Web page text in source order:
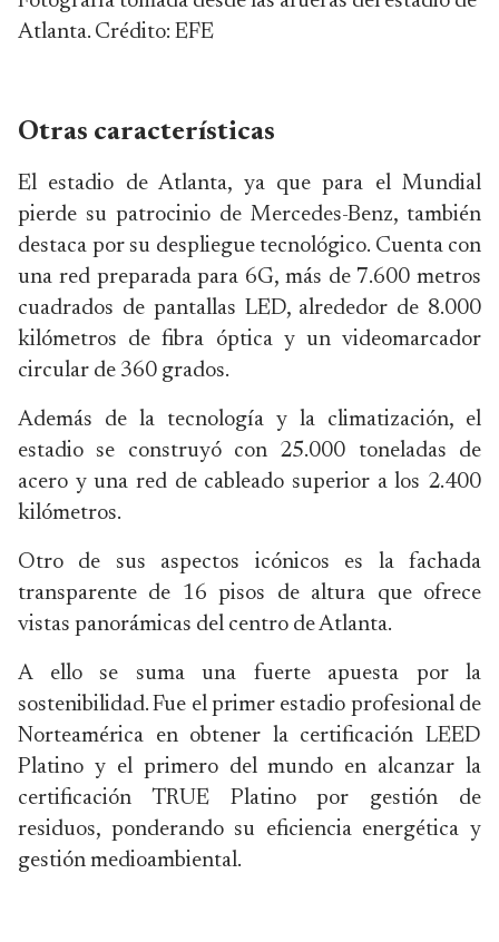
Atlanta. Crédito: EFE
Otras características
El estadio de Atlanta, ya que para el Mundial
pierde su patrocinio de Mercedes-Benz, también
destaca por su despliegue tecnológico. Cuenta con
una red preparada para 6G, más de 7.600 metros
cuadrados de pantallas LED, alrededor de 8.000
kilómetros de fibra óptica y un videomarcador
circular de 360 grados.
Además de la tecnología y la climatización, el
estadio se construyó con 25.000 toneladas de
acero y una red de cableado superior a los 2.400
kilómetros.
Otro de sus aspectos icónicos es la fachada
transparente de 16 pisos de altura que ofrece
vistas panorámicas del centro de Atlanta.
A ello se suma una fuerte apuesta por la
sostenibilidad. Fue el primer estadio profesional de
Norteamérica en obtener la certificación LEED
Platino y el primero del mundo en alcanzar la
certificación TRUE Platino por gestión de
residuos, ponderando su eficiencia energética y
gestión medioambiental.